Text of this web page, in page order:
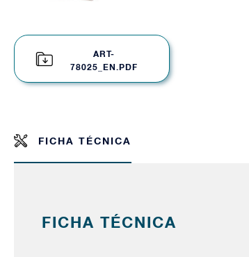
ART-
78025_EN.PDF
FICHA TÉCNICA
FICHA TÉCNICA